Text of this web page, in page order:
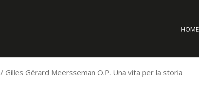
HOME
/ Gilles Gérard Meersseman O.P. Una vita per la storia